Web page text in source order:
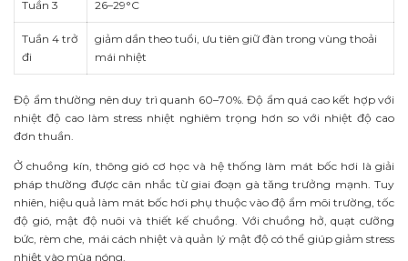
Tuần 3 26–29°C
Tuần 4 trở
đi
giảm dần theo tuổi, ưu tiên giữ đàn trong vùng thoải
mái nhiệt
Độ ẩm thường nên duy trì quanh 60–70%. Độ ẩm quá cao kết hợp với
nhiệt độ cao làm stress nhiệt nghiêm trọng hơn so với nhiệt độ cao
đơn thuần.
Ở chuồng kín, thông gió cơ học và hệ thống làm mát bốc hơi là giải
pháp thường được cân nhắc từ giai đoạn gà tăng trưởng mạnh. Tuy
nhiên, hiệu quả làm mát bốc hơi phụ thuộc vào độ ẩm môi trường, tốc
độ gió, mật độ nuôi và thiết kế chuồng. Với chuồng hở, quạt cưỡng
bức, rèm che, mái cách nhiệt và quản lý mật độ có thể giúp giảm stress
nhiệt vào mùa nóng.